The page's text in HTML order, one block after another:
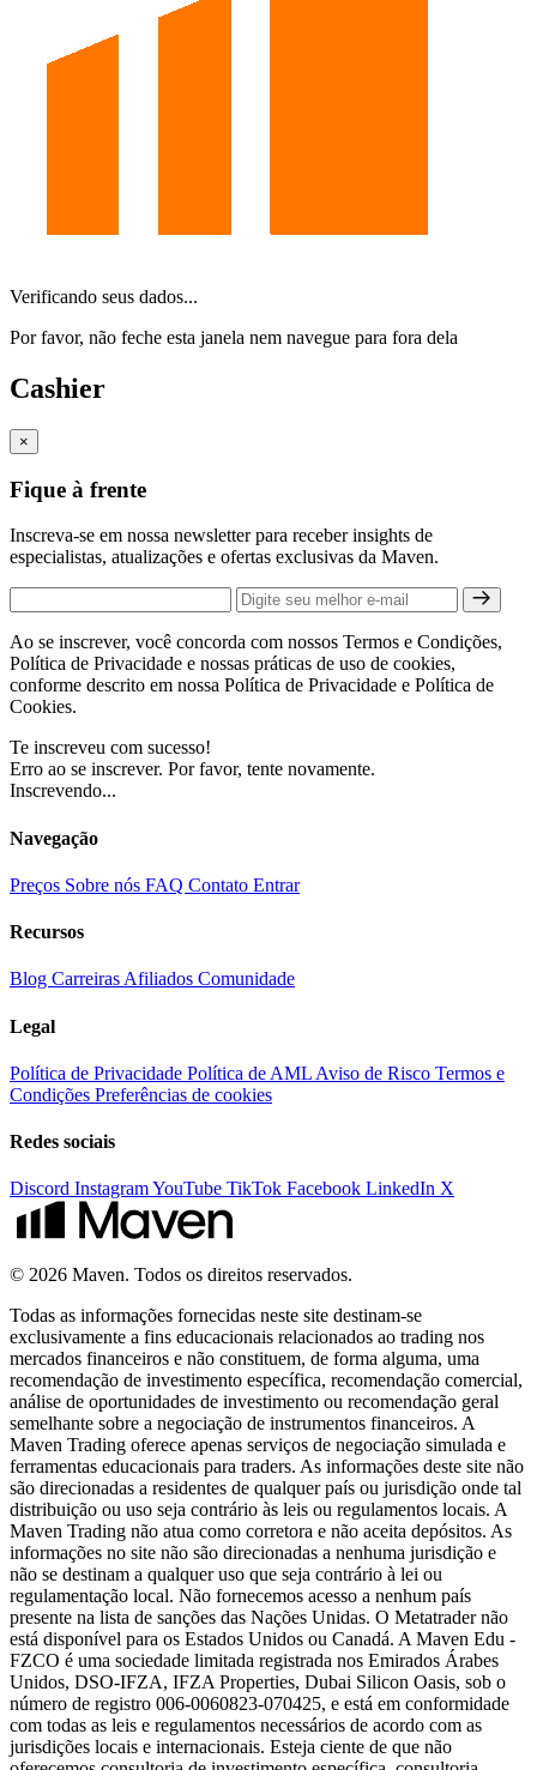
Verificando seus dados...
Por favor, não feche esta janela nem navegue para fora dela
Cashier
×
Fique à frente
Inscreva-se em nossa newsletter para receber insights de
especialistas, atualizações e ofertas exclusivas da Maven.
Ao se inscrever, você concorda com nossos Termos e Condições,
Política de Privacidade e nossas práticas de uso de cookies,
conforme descrito em nossa Política de Privacidade e Política de
Cookies.
Te inscreveu com sucesso!
Erro ao se inscrever. Por favor, tente novamente.
Inscrevendo...
Navegação
Preços Sobre nós FAQ Contato Entrar
Recursos
Blog Carreiras Afiliados Comunidade
Legal
Política de Privacidade Política de AML Aviso de Risco Termos e
Condições Preferências de cookies
Redes sociais
Discord InstagramYouTube TikTok Facebook LinkedIn X
© 2026 Maven. Todos os direitos reservados.
Todas as informações fornecidas neste site destinam-se
exclusivamente a fins educacionais relacionados ao trading nos
mercados financeiros e não constituem, de forma alguma, uma
recomendação de investimento específica, recomendação comercial,
análise de oportunidades de investimento ou recomendação geral
semelhante sobre a negociação de instrumentos financeiros. A
Maven Trading oferece apenas serviços de negociação simulada e
ferramentas educacionais para traders. As informações deste site não
são direcionadas a residentes de qualquer país ou jurisdição onde tal
distribuição ou uso seja contrário às leis ou regulamentos locais. A
Maven Trading não atua como corretora e não aceita depósitos. As
informações no site não são direcionadas a nenhuma jurisdição e
não se destinam a qualquer uso que seja contrário à lei ou
regulamentação local. Não fornecemos acesso a nenhum país
presente na lista de sanções das Nações Unidas. O Metatrader não
está disponível para os Estados Unidos ou Canadá. A Maven Edu -
FZCO é uma sociedade limitada registrada nos Emirados Árabes
Unidos, DSO-IFZA, IFZA Properties, Dubai Silicon Oasis, sob o
número de registro 006-0060823-070425, e está em conformidade
com todas as leis e regulamentos necessários de acordo com as
jurisdições locais e internacionais. Esteja ciente de que não